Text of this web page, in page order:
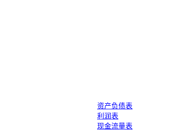
资产负债表
利润表
现金流量表